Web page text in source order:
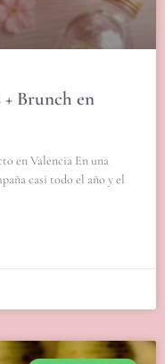
Brunch en
en Valencia En una
casi todo el año y el